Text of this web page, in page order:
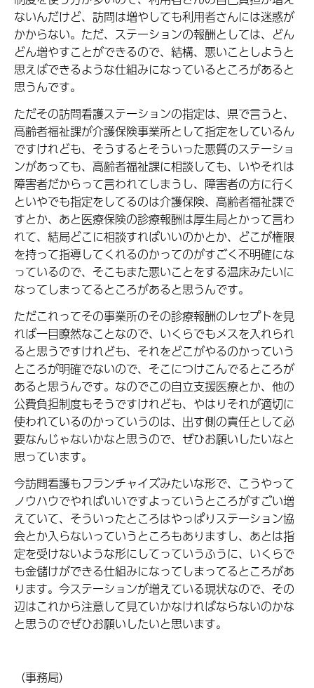
ないんだけど、訪問は増やしても利用者さんには迷惑が
かからない。ただ、ステーションの報酬としては、どん
どん増やすことができるので、結構、悪いことしようと
思えばできるような仕組みになっているところがあると
思うんです。
ただその訪問看護ステーションの指定は、県で言うと、
高齢者福祉課が介護保険事業所として指定をしているん
ですけれども、そうするとそういった悪質のステーショ
ンがあっても、高齢者福祉課に相談しても、いやそれは
障害者だからって言われてしまうし、障害者の方に行く
といやでも指定をしてるのは介護保険、高齢者福祉課で
すとか、あと医療保険の診療報酬は厚生局とかって言わ
れて、結局どこに相談すればいいのかとか、どこが権限
を持って指導してくれるのかってのがすごく不明確にな
っているので、そこもまた悪いことをする温床みたいに
なってしまってるところがあると思うんです。
ただこれってその事業所のその診療報酬のレセプトを見
れば一目瞭然なことなので、いくらでもメスを入れられ
ると思うですけれども、それをどこがやるのかっていう
ところが明確でないので、そこにつけこんでるところが
あると思うんです。なのでこの自立支援医療とか、他の
公費負担制度もそうですけれども、やはりそれが適切に
使われているのかっていうのは、出す側の責任として必
要なんじゃないかなと思うので、ぜひお願いしたいなと
思っています。
今訪問看護もフランチャイズみたいな形で、こうやって
ノウハウでやればいいですよっていうところがすごい増
えていて、そういったところはやっぱりステーション協
会とか入らないっていうところもありますし、あとは指
定を受けないような形にしてっていうふうに、いくらで
も金儲けができる仕組みになってしまってるところがあ
ります。今ステーションが増えている現状なので、その
辺はこれから注意して見ていかなければならないのかな
と思うのでぜひお願いしたいと思います。
（事務局）